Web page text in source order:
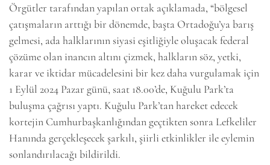
Örgütler tarafından yapılan ortak açıklamada, “bölgesel
çatışmaların arttığı bir dönemde, başta Ortadoğu’ya barış
gelmesi, ada halklarının siyasi eşitliğiyle oluşacak federal
çözüme olan inancın altını çizmek, halkların söz, yetki,
karar ve iktidar mücadelesini bir kez daha vurgulamak için
1 Eylül 2024 Pazar günü, saat 18.00’de, Kuğulu Park’ta
buluşma çağrısı yaptı. Kuğulu Park’tan hareket edecek
kortejin Cumhurbaşkanlığından geçtikten sonra Lefkeliler
Hanında gerçekleşecek şarkılı, şiirli etkinlikler ile eylemin
sonlandırılacağı bildirildi.